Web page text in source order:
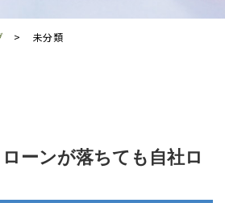
未分類
ーンが落ちても自社ロ